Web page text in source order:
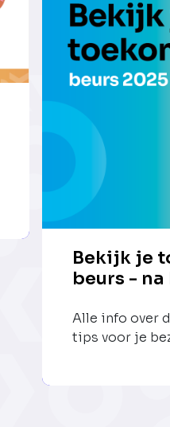
Bekijk je
beurs -
Alle info over
tips voor je